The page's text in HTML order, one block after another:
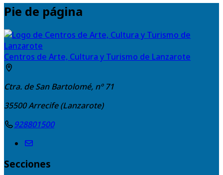
Pie de página
Centros de Arte, Cultura y Turismo de Lanzarote
Ctra. de San Bartolomé, nº 71
35500Arrecife (Lanzarote)
928801500
Secciones